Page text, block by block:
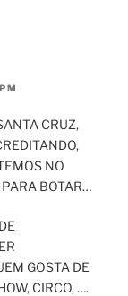
CRUZ,
NO
BOTAR…
GOSTA DE
CIRCO, ….